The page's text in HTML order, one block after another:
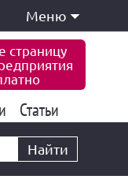
Меню
страницу
6 767
Статьи
Найти